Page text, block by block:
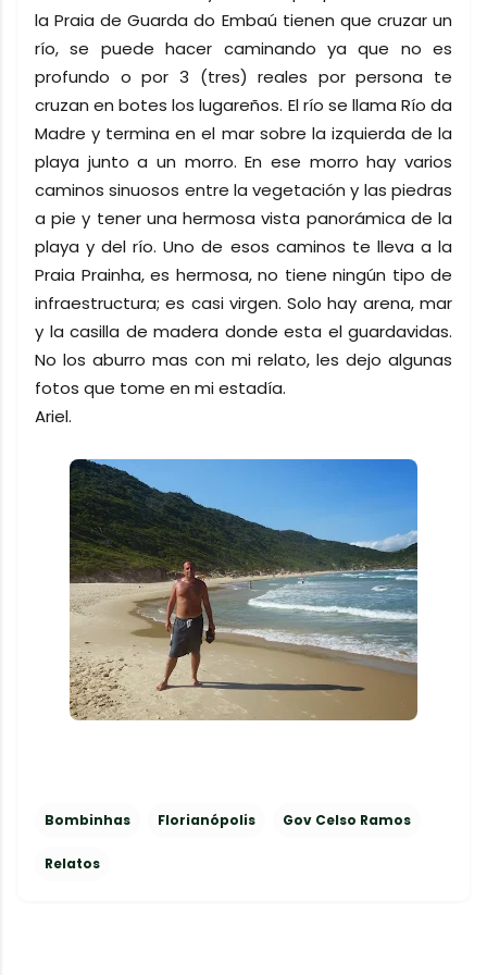
la Praia de Guarda do Embaú tienen que cruzar un
río, se puede hacer caminando ya que no es
profundo o por 3 (tres) reales por persona te
cruzan en botes los lugareños. El río se llama Río da
Madre y termina en el mar sobre la izquierda de la
playa junto a un morro. En ese morro hay varios
caminos sinuosos entre la vegetación y las piedras
a pie y tener una hermosa vista panorámica de la
playa y del río. Uno de esos caminos te lleva a la
Praia Prainha, es hermosa, no tiene ningún tipo de
infraestructura; es casi virgen. Solo hay arena, mar
y la casilla de madera donde esta el guardavidas.
No los aburro mas con mi relato, les dejo algunas
fotos que tome en mi estadía.
Ariel.
Bombinhas Florianópolis Gov Celso Ramos
Relatos